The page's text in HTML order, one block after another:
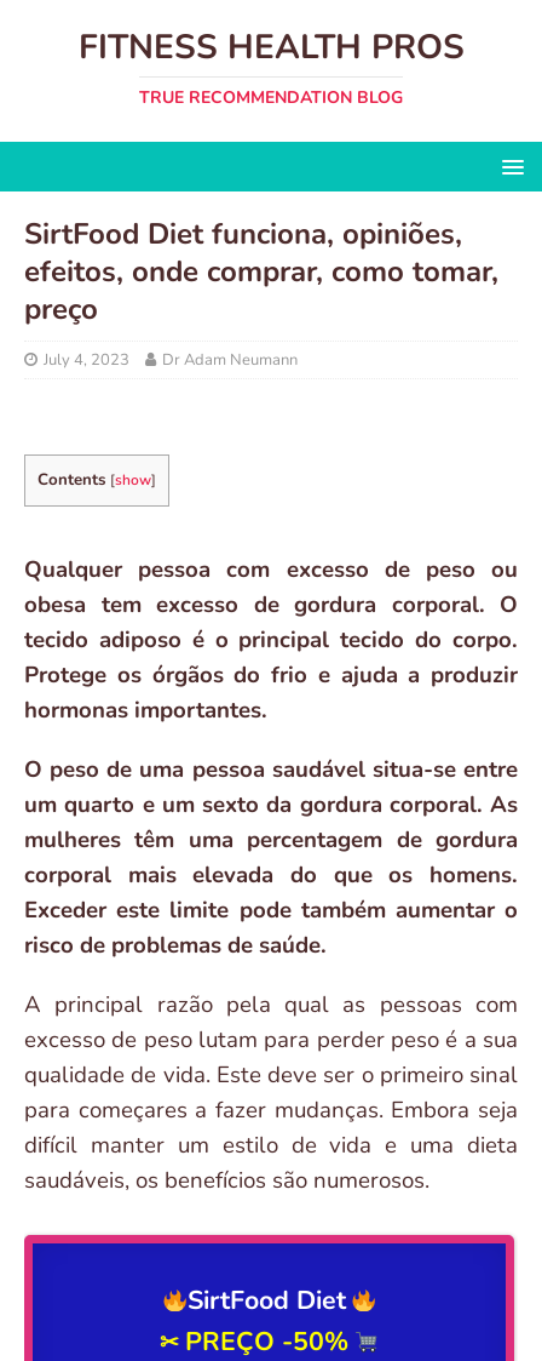
FITNESS HEALTH PROS
TRUE RECOMMENDATION BLOG
SirtFood Diet funciona, opiniões,
efeitos, onde comprar, como tomar,
preço
July 4, 2023 Dr Adam Neumann
Contents [show]
Qualquer pessoa com excesso de peso ou
obesa tem excesso de gordura corporal. O
tecido adiposo é o principal tecido do corpo.
Protege os órgãos do frio e ajuda a produzir
hormonas importantes.
O peso de uma pessoa saudável situa-se entre
um quarto e um sexto da gordura corporal. As
mulheres têm uma percentagem de gordura
corporal mais elevada do que os homens.
Exceder este limite pode também aumentar o
risco de problemas de saúde.
A principal razão pela qual as pessoas com
excesso de peso lutam para perder peso é a sua
qualidade de vida. Este deve ser o primeiro sinal
para começares a fazer mudanças. Embora seja
difícil manter um estilo de vida e uma dieta
saudáveis, os benefícios são numerosos.
SirtFood Diet
✂ PREÇO -50%